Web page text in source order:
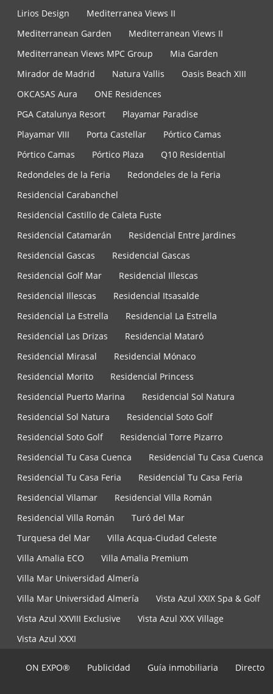
Lirios Design
Mediterranea Views II
Mediterranean Garden
Mediterranean Views II
Mediterranean Views MPC Group
Mia Garden
Mirador de Madrid
Natura Vallis
Oasis Beach XIII
OKCASAS Aura
ONE Residences
PGA Catalunya Resort
Playamar Paradise
Playamar VIII
Porta Castellar
Pórtico Camas
Pórtico Camas
Pórtico Plaza
Q10 Residential
Redondeles de la Feria
Redondeles de la Feria
Residencial Carabanchel
Residencial Castillo de Caleta Fuste
Residencial Catamarán
Residencial Entre Jardines
Residencial Gascas
Residencial Gascas
Residencial Golf Mar
Residencial Illescas
Residencial Illescas
Residencial Itsasalde
Residencial La Estrella
Residencial La Estrella
Residencial Las Drizas
Residencial Mataró
Residencial Mirasal
Residencial Mónaco
Residencial Morito
Residencial Princess
Residencial Puerto Marina
Residencial Sol Natura
Residencial Sol Natura
Residencial Soto Golf
Residencial Soto Golf
Residencial Torre Pizarro
Residencial Tu Casa Cuenca
Residencial Tu Casa Cuenca
Residencial Tu Casa Feria
Residencial Tu Casa Feria
Residencial Vilamar
Residencial Villa Román
Residencial Villa Román
Turó del Mar
Turquesa del Mar
Villa Acqua-Ciudad Celeste
Villa Amalia ECO
Villa Amalia Premium
Villa Mar Universidad Almería
Villa Mar Universidad Almería
Vista Azul XXIX Spa & Golf
Vista Azul XXVIII Exclusive
Vista Azul XXX Village
Vista Azul XXXI
ON EXPO® Publicidad Guía inmobiliaria Directo